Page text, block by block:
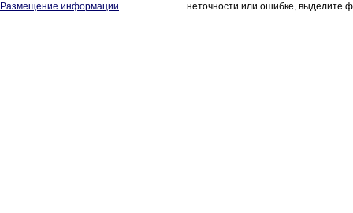
Размещение информации
неточности или ошибке, выделите